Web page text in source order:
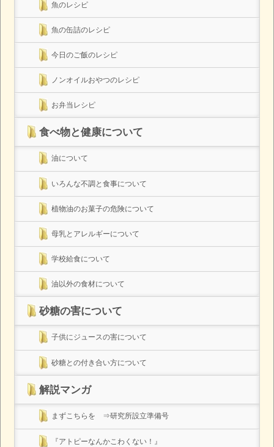
魚のレシピ
魚の缶詰のレシピ
今日のご飯のレシピ
ノンオイルおやつのレシピ
お弁当レシピ
食べ物と健康について
油について
いろんな不調と食事について
植物油のお菓子の危険について
母乳とアレルギーについて
学校給食について
油以外の食材について
砂糖の害について
子供にジュースの害について
砂糖との付き合い方について
解説マンガ
まずこちらを ⇒研究所設立準備号
『アトピーなんかこわくない！』